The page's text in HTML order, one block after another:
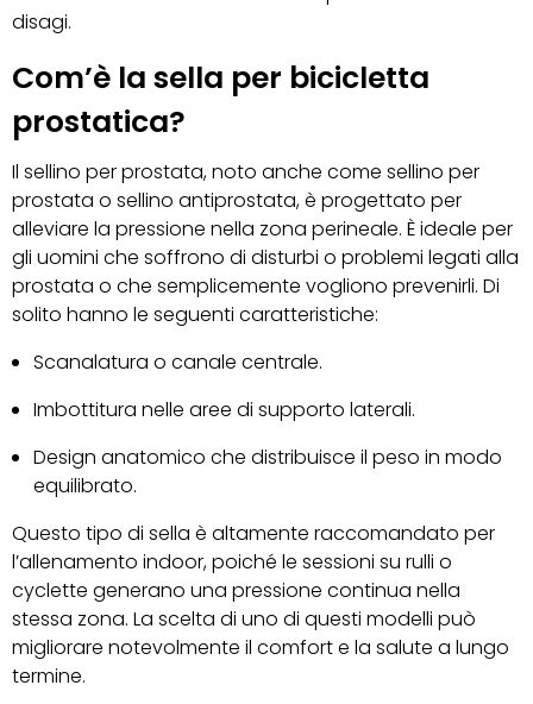
disagi.
Com’è la sella per bicicletta
prostatica?
Il sellino per prostata, noto anche come sellino per
prostata o sellino antiprostata, è progettato per
alleviare la pressione nella zona perineale. È ideale per
gli uomini che soffrono di disturbi o problemi legati alla
prostata o che semplicemente vogliono prevenirli. Di
solito hanno le seguenti caratteristiche:
Scanalatura o canale centrale.
Imbottitura nelle aree di supporto laterali.
Design anatomico che distribuisce il peso in modo
equilibrato.
Questo tipo di sella è altamente raccomandato per
l’allenamento indoor, poiché le sessioni su rulli o
cyclette generano una pressione continua nella
stessa zona. La scelta di uno di questi modelli può
migliorare notevolmente il comfort e la salute a lungo
termine.